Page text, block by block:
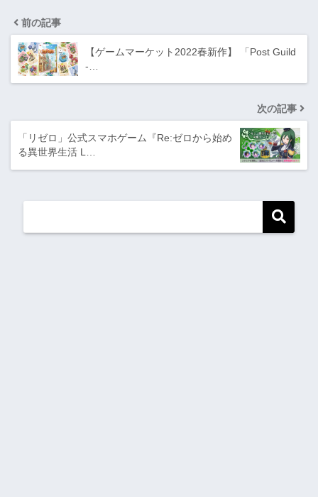
前の記事
【ゲームマーケット2022春新作】 「Post Guild
-…
次の記事
「リゼロ」公式スマホゲーム『Re:ゼロから始め
る異世界生活 L…